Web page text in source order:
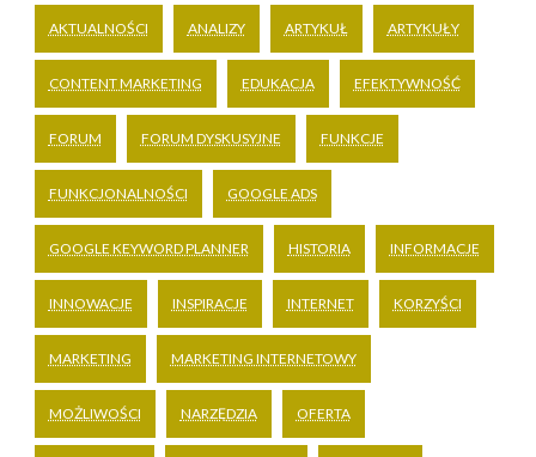
AKTUALNOŚCI ANALIZY ARTYKUŁ ARTYKUŁY
CONTENT MARKETING EDUKACJA EFEKTYWNOŚĆ
FORUM FORUM DYSKUSYJNE FUNKCJE
FUNKCJONALNOŚCI GOOGLE ADS
GOOGLE KEYWORD PLANNER HISTORIA INFORMACJE
INNOWACJE INSPIRACJE INTERNET KORZYŚCI
MARKETING MARKETING INTERNETOWY
MOŻLIWOŚCI NARZĘDZIA OFERTA